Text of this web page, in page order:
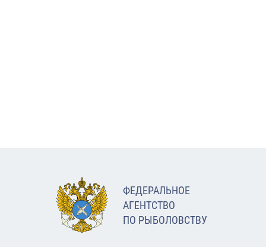
ФЕДЕРАЛЬНОЕ
АГЕНТСТВО
ПО РЫБОЛОВСТВУ